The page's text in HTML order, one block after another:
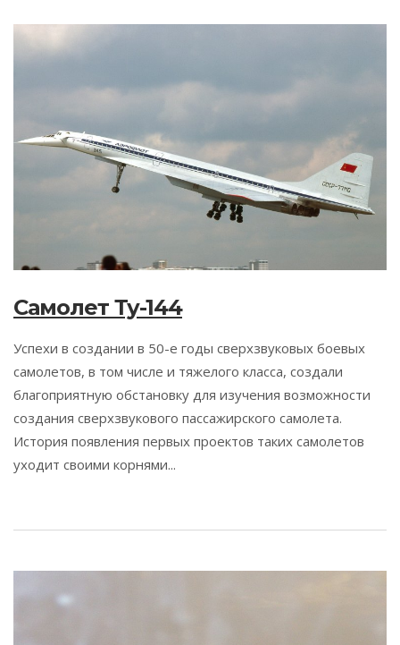
Самолет Ту-144
Успехи в создании в 50-е годы сверхзвуковых боевых
самолетов, в том числе и тяжелого класса, создали
благоприятную обстановку для изучения возможности
создания сверхзвукового пассажирского самолета.
История появления первых проектов таких самолетов
уходит своими корнями...